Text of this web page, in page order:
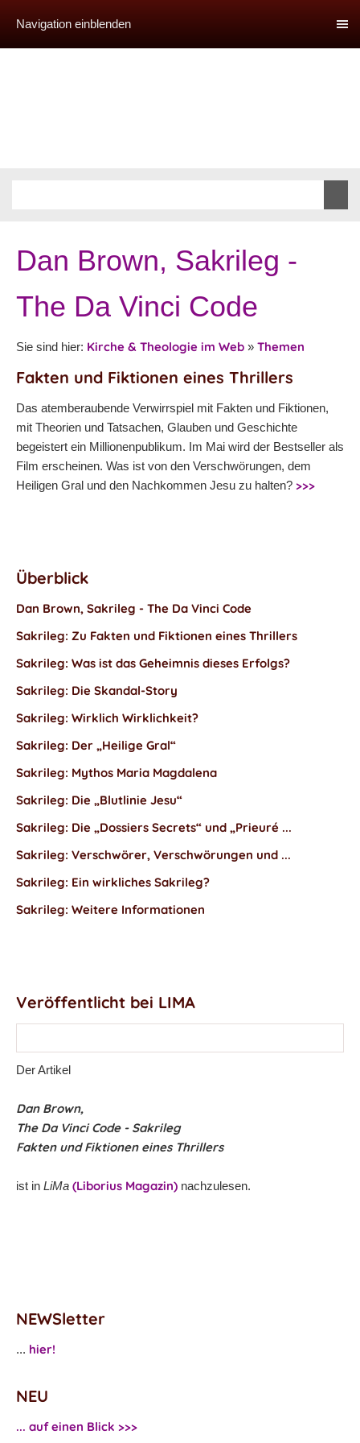
Navigation einblenden
Dan Brown, Sakrileg -
The Da Vinci Code
Sie sind hier: Kirche & Theologie im Web » Themen
Fakten und Fiktionen eines Thrillers
Das atemberaubende Verwirrspiel mit Fakten und Fiktionen,
mit Theorien und Tatsachen, Glauben und Geschichte
begeistert ein Millionenpublikum. Im Mai wird der Bestseller als
Film erscheinen. Was ist von den Verschwörungen, dem
Heiligen Gral und den Nachkommen Jesu zu halten? >>>
Überblick
Dan Brown, Sakrileg - The Da Vinci Code
Sakrileg: Zu Fakten und Fiktionen eines Thrillers
Sakrileg: Was ist das Geheimnis dieses Erfolgs?
Sakrileg: Die Skandal-Story
Sakrileg: Wirklich Wirklichkeit?
Sakrileg: Der „Heilige Gral“
Sakrileg: Mythos Maria Magdalena
Sakrileg: Die „Blutlinie Jesu“
Sakrileg: Die „Dossiers Secrets“ und „Prieuré ...
Sakrileg: Verschwörer, Verschwörungen und ...
Sakrileg: Ein wirkliches Sakrileg?
Sakrileg: Weitere Informationen
Veröffentlicht bei LIMA
Der Artikel
Dan Brown,
The Da Vinci Code - Sakrileg
Fakten und Fiktionen eines Thrillers
ist in LiMa (Liborius Magazin) nachzulesen.
NEWSletter
... hier!
NEU
... auf einen Blick >>>